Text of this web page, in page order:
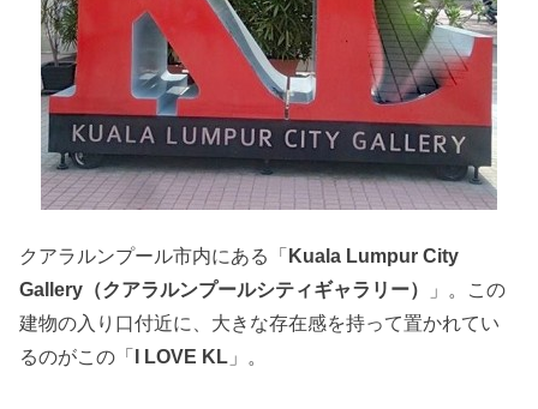
クアラルンプール市内にある「 Kuala Lumpur City
Gallery（クアラルンプールシティギャラリー）
」。この
建物の入り口付近に、大きな存在感を持って置かれてい
るのがこの「
I LOVE KL 」。